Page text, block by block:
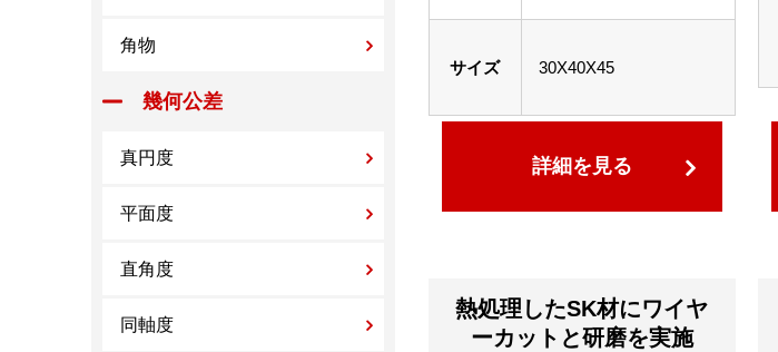
サイズ 30X40X45
詳細を見る
熱処理したSK材にワイヤ
ーカットと研磨を実施
角物
幾何公差
真円度
平面度
直角度
同軸度